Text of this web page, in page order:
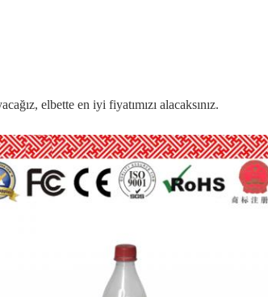
elbette en iyi fiyatımızı alacaksınız.